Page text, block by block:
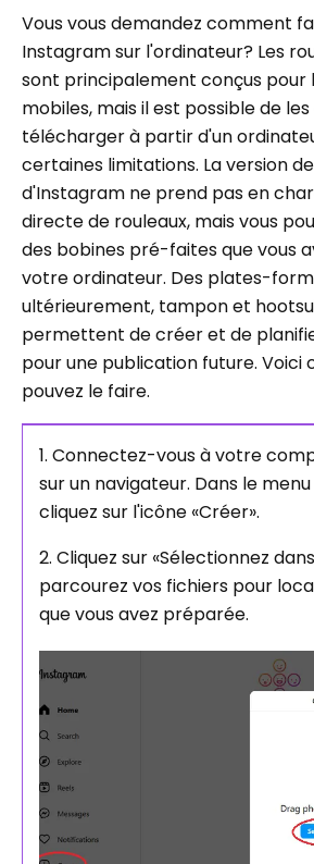
Vous vous demandez comment
Instagram sur l'ordinateur? Les
sont principalement conçus pour
mobiles, mais il est possible de
télécharger à partir d'un
certaines limitations. La version
d'Instagram ne prend pas en
directe de rouleaux, mais vous
des bobines pré-faites que vous
votre ordinateur. Des plates-
ultérieurement, tampon et
permettent de créer et de
pour une publication future. Voici
pouvez le faire.
1. Connectez-vous à votre
sur un navigateur. Dans le
cliquez sur l'icône «Créer».
2. Cliquez sur «Sélectionnez
parcourez vos fichiers pour
que vous avez préparée.